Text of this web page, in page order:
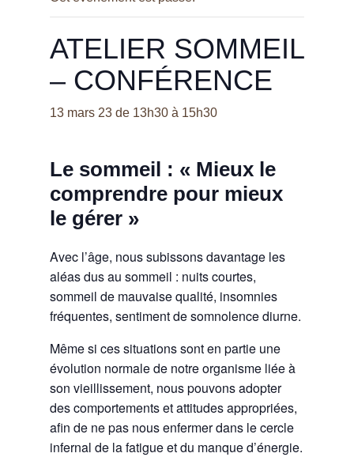
ATELIER SOMMEIL
– CONFÉRENCE
13 mars 23 de 13h30à 15h30
Le sommeil : « Mieux le
comprendre pour mieux
le gérer »
Avec l’âge, nous subissons davantage les
aléas dus au sommeil : nuits courtes,
sommeil de mauvaise qualité, insomnies
fréquentes, sentiment de somnolence diurne.
Même si ces situations sont en partie une
évolution normale de notre organisme liée à
son vieillissement, nous pouvons adopter
des comportements et attitudes appropriées,
afin de ne pas nous enfermer dans le cercle
infernal de la fatigue et du manque d’énergie.